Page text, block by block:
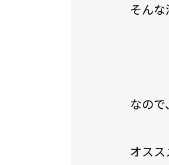
そんな
なの
オスス